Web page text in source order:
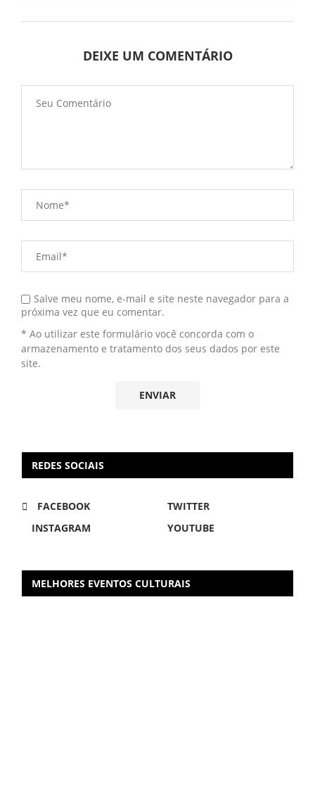
DEIXE UM COMENTÁRIO
Salve meu nome, e-mail e site neste navegador para a
próxima vez que eu comentar.
* Ao utilizar este formulário você concorda com o
armazenamento e tratamento dos seus dados por este
site.
REDES SOCIAIS
FACEBOOK
TWITTER
INSTAGRAM
YOUTUBE
MELHORES EVENTOS CULTURAIS